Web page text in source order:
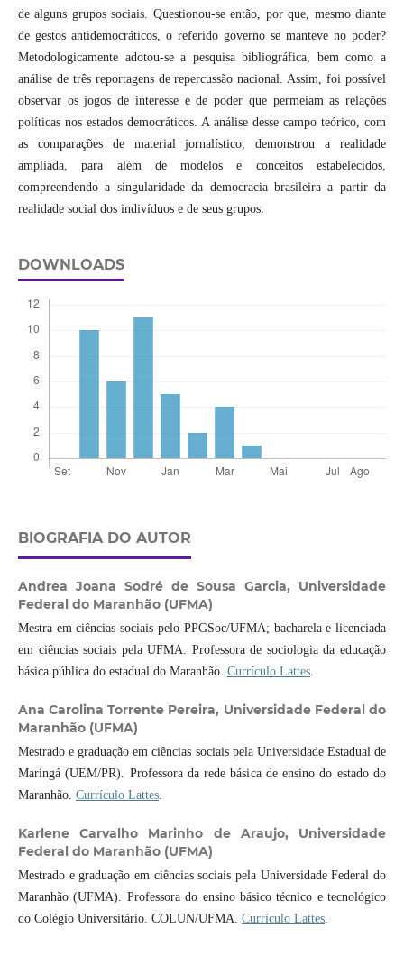
de alguns grupos sociais. Questionou-se então, por que, mesmo diante
de gestos antidemocráticos, o referido governo se manteve no poder?
Metodologicamente adotou-se a pesquisa bibliográfica, bem como a
análise de três reportagens de repercussão nacional. Assim, foi possível
observar os jogos de interesse e de poder que permeiam as relações
políticas nos estados democráticos. A análise desse campo teórico, com
as comparações de material jornalístico, demonstrou a realidade
ampliada, para além de modelos e conceitos estabelecidos,
compreendendo a singularidade da democracia brasileira a partir da
realidade social dos indivíduos e de seus grupos.
DOWNLOADS
BIOGRAFIA DO AUTOR
Andrea Joana Sodré de Sousa Garcia, Universidade
Federal do Maranhão (UFMA)
Mestra em ciências sociais pelo PPGSoc/UFMA; bacharela e licenciada
em ciências sociais pela UFMA. Professora de sociologia da educação
básica pública do estadual do Maranhão. Currículo Lattes.
Ana Carolina Torrente Pereira, Universidade Federal do
Maranhão (UFMA)
Mestrado e graduação em ciências sociais pela Universidade Estadual de
Maringá (UEM/PR). Professora da rede básica de ensino do estado do
Maranhão. Currículo Lattes.
Karlene Carvalho Marinho de Araujo, Universidade
Federal do Maranhão (UFMA)
Mestrado e graduação em ciências sociais pela Universidade Federal do
Maranhão (UFMA). Professora do ensino básico técnico e tecnológico
do Colégio Universitário. COLUN/UFMA. Currículo Lattes.